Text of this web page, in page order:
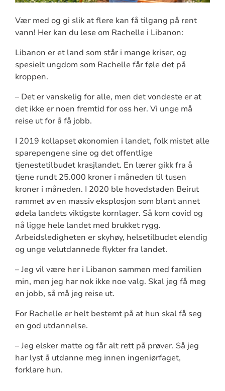
Vær med og gi slik at flere kan få tilgang på rent
vann! Her kan du lese om Rachelle i Libanon:
Libanon er et land som står i mange kriser, og
spesielt ungdom som Rachelle får føle det på
kroppen.
– Det er vanskelig for alle, men det vondeste er at
det ikke er noen fremtid for oss her. Vi unge må
reise ut for å få jobb.
I 2019 kollapset økonomien i landet, folk mistet alle
sparepengene sine og det offentlige
tjenestetilbudet krasjlandet. En lærer gikk fra å
tjene rundt 25.000 kroner i måneden til tusen
kroner i måneden. I 2020 ble hovedstaden Beirut
rammet av en massiv eksplosjon som blant annet
ødela landets viktigste kornlager. Så kom covid og
nå ligge hele landet med brukket rygg.
Arbeidsledigheten er skyhøy, helsetilbudet elendig
og unge velutdannede flykter fra landet.
– Jeg vil være her i Libanon sammen med familien
min, men jeg har nok ikke noe valg. Skal jeg få meg
en jobb, så må jeg reise ut.
For Rachelle er helt bestemt på at hun skal få seg
en god utdannelse.
– Jeg elsker matte og får alt rett på prøver. Så jeg
har lyst å utdanne meg innen ingeniørfaget,
forklare hun.